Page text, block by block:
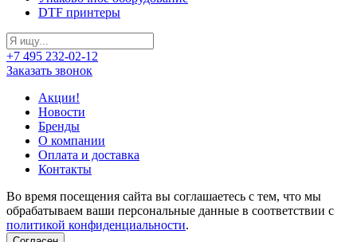
DTF принтеры
+7 495 232-02-12
Заказать звонок
Акции!
Новости
Бренды
О компании
Оплата и доставка
Контакты
Во время посещения сайта вы соглашаетесь с тем, что мы
обрабатываем ваши персональные данные в соответствии с
политикой конфиденциальности.